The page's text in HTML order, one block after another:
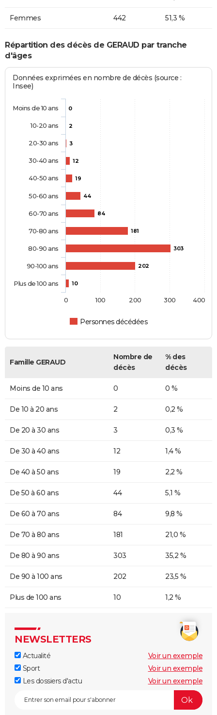
Femmes 442 51,3 %
Répartition des décès de GERAUD par tranche
d'âges
Données exprimées en nombre de décès (source :
Insee)
0
2
3
12
19
44
84
181
303
202
10
Personnes décédées
Moins de 10 ans
10-20 ans
20-30 ans
30-40 ans
40-50 ans
50-60 ans
60-70 ans
70-80 ans
80-90 ans
90-100 ans
Plus de 100 ans
0 100 200 300 400
Famille GERAUD
Nombre de
décès
% des
décès
Moins de 10 ans 0 0 %
De 10 à 20 ans 2 0,2 %
De 20 à 30 ans 3 0,3 %
De 30 à 40 ans 12 1,4 %
De 40 à 50 ans 19 2,2 %
De 50 à 60 ans 44 5,1 %
De 60 à 70 ans 84 9,8 %
De 70 à 80 ans 181 21,0 %
De 80 à 90 ans 303 35,2 %
De 90 à 100 ans 202 23,5 %
Plus de 100 ans 10 1,2 %
NEWSLETTERS
Actualité
Voir un exemple
Sport
Voir un exemple
Les dossiers d'actu
Voir un exemple